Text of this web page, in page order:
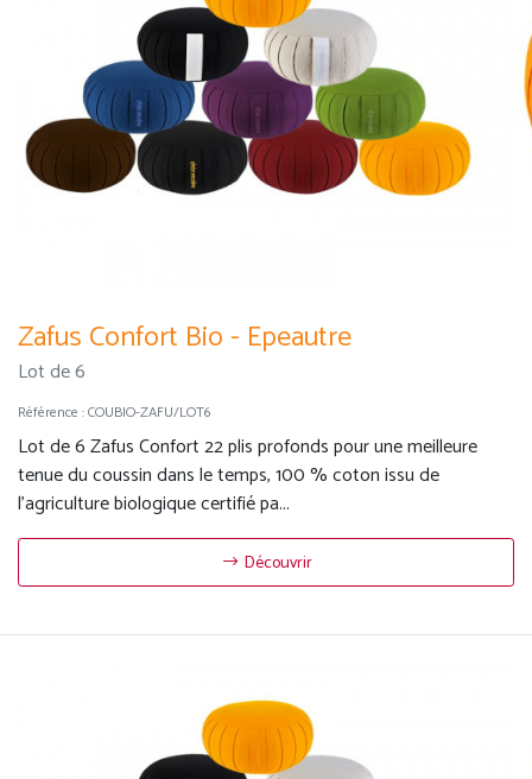
Zafus Confort Bio - Epeautre
Lot de 6
Référence :COUBIO-ZAFU/LOT6
Lot de 6 Zafus Confort 22 plis profonds pour une meilleure
tenue du coussin dans le temps, 100 % coton issu de
l'agriculture biologique certifié pa...
Découvrir